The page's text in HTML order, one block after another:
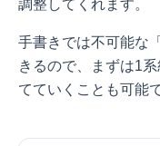
調整してくれます。
手書きでは不可能な
きるので、まずは1
てていくことも可能